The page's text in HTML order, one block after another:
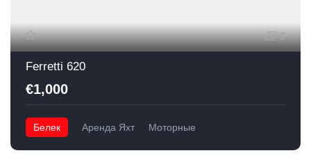
9
Ferretti 620
€1,000
Белек Аренда Яхт Моторные